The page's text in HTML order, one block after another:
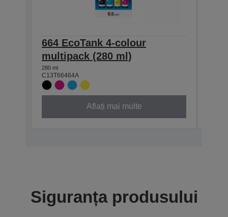
664 EcoTank 4-colour
multipack (280 ml)
280 ml
C13T66464A
Aflați mai multe
Siguranța produsului